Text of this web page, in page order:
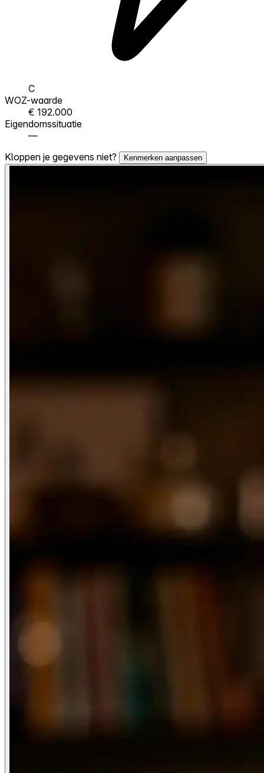
C
WOZ-waarde
€ 192.000
Eigendomssituatie
—
Kloppen je gegevens niet?
Kenmerken aanpassen